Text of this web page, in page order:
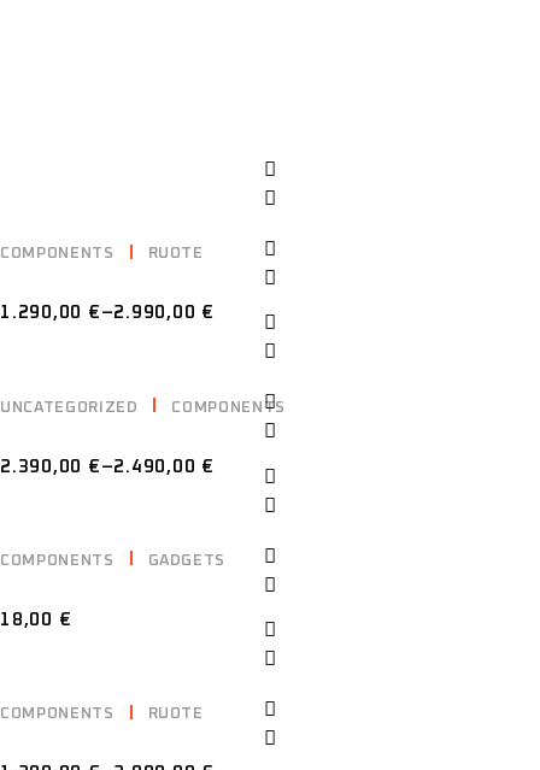
COMPONENTS RUOTE
1.290,00 € –2.990,00 €
UNCATEGORIZED COMPONENTS
ALIEN AREA 51 DISC WHEEL
2.390,00 € –2.490,00 €
COMPONENTS GADGETS
PERFORMANCE MANIFESTO | ITA / /ENG
18,00 €
COMPONENTS RUOTE